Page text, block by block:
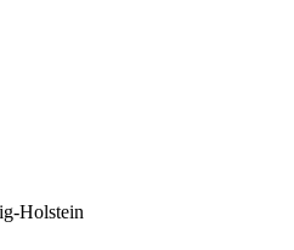
Holstein